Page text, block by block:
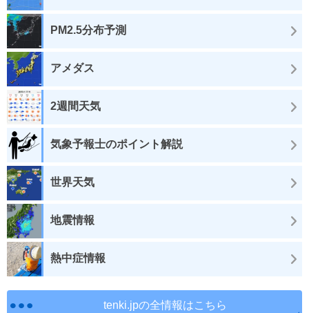
PM2.5分布予測
アメダス
2週間天気
気象予報士のポイント解説
世界天気
地震情報
熱中症情報
tenki.jpの全情報はこちら